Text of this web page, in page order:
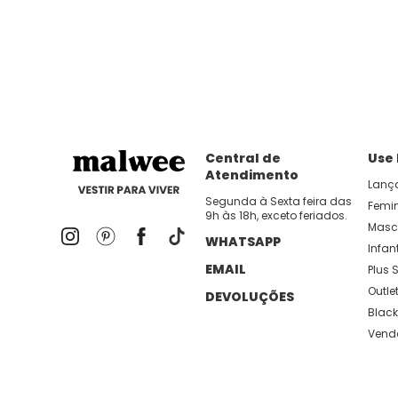
Central de
Atendimento
Segunda à Sexta feira das
9h às 18h, exceto feriados.
WHATSAPP
EMAIL
DEVOLUÇÕES
Plus
Outlet